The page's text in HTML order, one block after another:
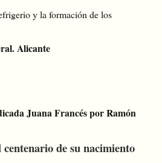
y la formación de los
Alicante
Juana Francés por Ramón
de su nacimiento